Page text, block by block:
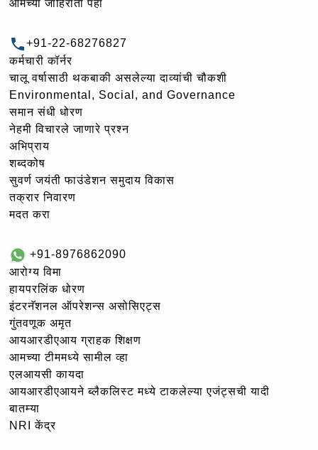
आमच्या जाहिराती पहा
+91-22-68276827
कर्मचारी कॉर्नर
चालू वर्षासाठी थकबाकी असलेल्या दाव्यांची चौकशी
Environmental, Social, and Governance
समान संधी धोरण
नेहमी विचारले जाणारे प्रश्न
अभिप्राय
शब्दकोष
सुवर्ण जयंती फाउंडेशन समुदाय विकास
तक्रार निवारण
मदत करा
+91-8976862090
आरोग्य विमा
हायपरलिंक धोरण
इंटरनॅशनल ऑपरेशन्स असोसिएट्स
गुंतवणूक अमृत
आयआरडीएआय ग्राहक शिक्षण
आमच्या टीममध्ये सामील व्हा
एलआयसी कायदा
आयआरडीएआयने ब्लैकलिस्ट मध्ये टाकलेल्या एजंट्सची यादी
बातम्या
NRI केंद्र